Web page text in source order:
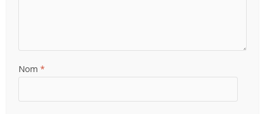
Nom*